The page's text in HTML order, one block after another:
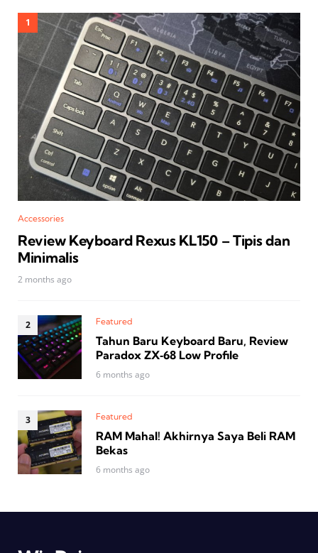
Accessories
Review Keyboard Rexus KL150 – Tipis dan
Minimalis
2 months ago
Featured
Tahun Baru Keyboard Baru, Review
Paradox ZX‑68 Low Profile
6 months ago
Featured
RAM Mahal! Akhirnya Saya Beli RAM
Bekas
6 months ago